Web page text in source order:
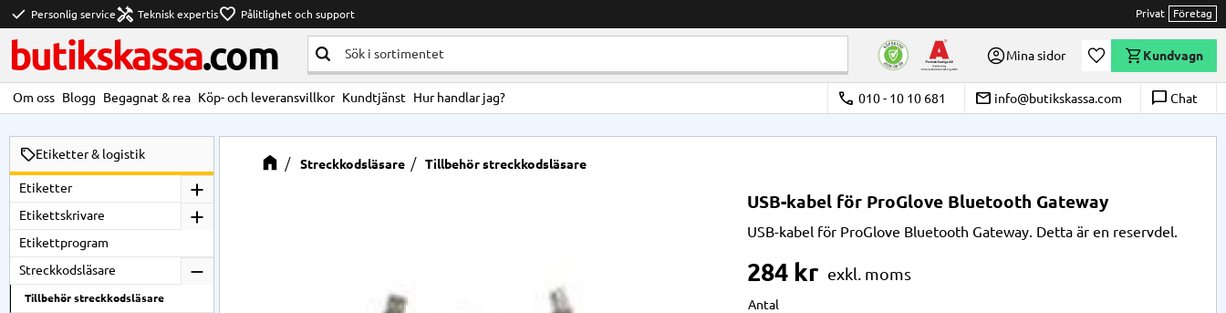
check Personlig servicehandyman Teknisk expertisfavorite Pålitlighet och support Privat Företag
butikskassa.com Mina sidor Önskelista
Kundvagn
Om oss Blogg Begagnat & rea Köp- och leveransvillkor Kundtjänst Hur handlar jag? call 010 - 10 10 681 email info@butikskassa.com chat_bubble_outline Chat
Streckkodsläsare Tillbehör streckkodsläsare
USB-kabel för ProGlove Bluetooth Gateway
USB-kabel för ProGlove Bluetooth Gateway. Detta är en reservdel.
284kr
Antal
Etiketter & logistik
Etiketter
Etikettskrivare
Etikettprogram
Streckkodsläsare
Tillbehör streckkodsläsare